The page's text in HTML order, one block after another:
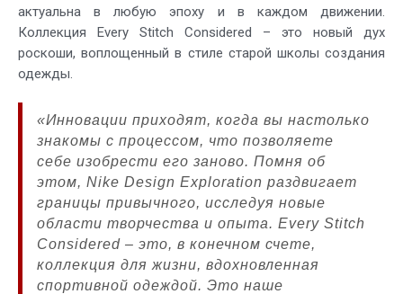
актуальна в любую эпоху и в каждом движении.
Коллекция Every Stitch Considered – это новый дух
роскоши, воплощенный в стиле старой школы создания
одежды.
«Инновации приходят, когда вы настолько
знакомы с процессом, что позволяете
себе изобрести его заново. Помня об
этом, Nike Design Exploration раздвигает
границы привычного, исследуя новые
области творчества и опыта. Every Stitch
Considered – это, в конечном счете,
коллекция для жизни, вдохновленная
спортивной одеждой. Это наше